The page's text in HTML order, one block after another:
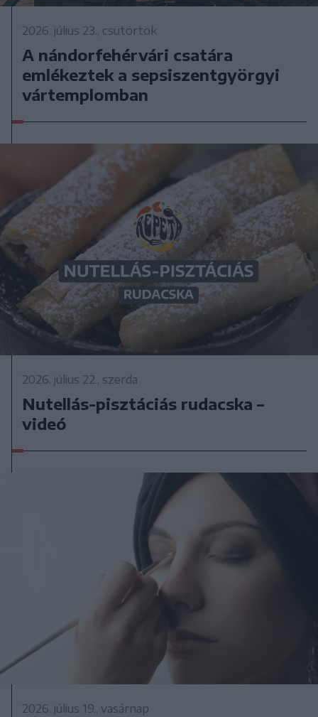
2026. július 23., csütörtök
A nándorfehérvári csatára
emlékeztek a sepsiszentgyörgyi
vártemplomban
2026. július 22., szerda
Nutellás-pisztáciás rudacska –
videó
2026. július 19., vasárnap